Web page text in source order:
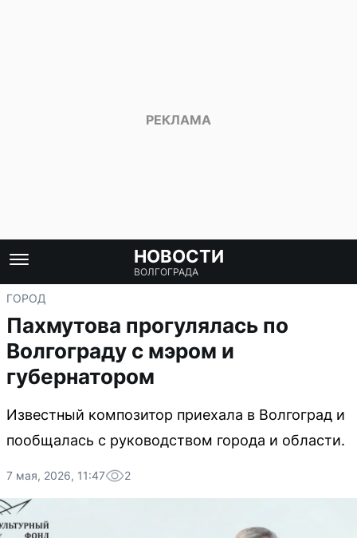
НОВОСТИ
ВОЛГОГРАДА
ГОРОД
Пахмутова прогулялась по
Волгограду с мэром и
губернатором
Известный композитор приехала в Волгоград и
пообщалась с руководством города и области.
7 мая, 2026, 11:47 2